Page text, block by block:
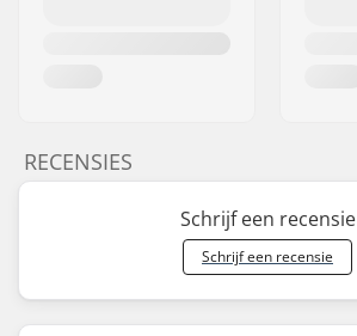
RECENSIES
Schrijf een recensie
Schrijf een recensie